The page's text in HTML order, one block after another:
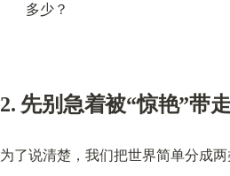
多少？
2. 先别急着被“惊艳”带
为了说清楚，我们把世界简单分成两